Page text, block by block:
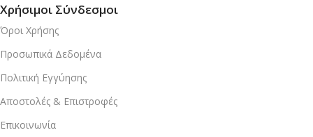
Χρήσιμοι Σύνδεσμοι
Όροι Χρήσης
Προσωπικά Δεδομένα
Πολιτική Εγγύησης
Αποστολές & Επιστροφές
Επικοινωνία